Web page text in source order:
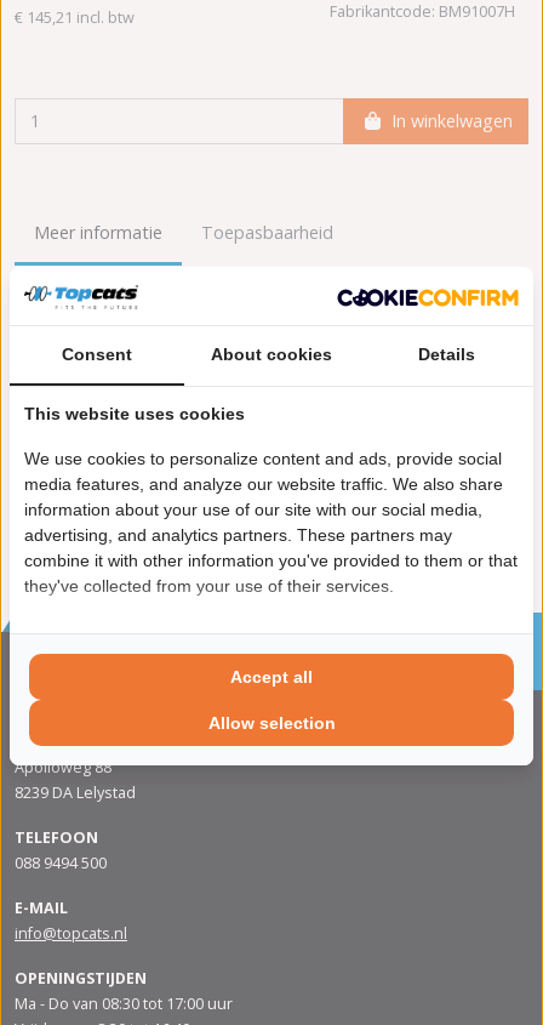
€ 145,21 incl. btw Fabrikantcode: BM91007H
In winkelwagen
Meer informatie Toepasbaarheid
Origineel nummers
Garantie:2 jaar garantie
Materiaal:Keramiek
Enkel in combinatie met:FK91007
Product in orde:
Controleteken:E9-103R
Sinds 2002 de specialist in katalysatoren en
roetfilters
CONTACTGEGVENS
ADRES
Apolloweg 88
8239 DA Lelystad
TELEFOON
088 9494 500
E-MAIL
info@topcats.nl
OPENINGSTIJDEN
Ma - Do van 08:30 tot 17:00 uur
Consent About cookies Details
This website uses cookies
We use cookies to personalize content and ads, provide social
media features, and analyze our website traffic. We also share
information about your use of our site with our social media,
advertising, and analytics partners. These partners may
combine it with other information you've provided to them or that
they've collected from your use of their services.
Allow selection
Accept all